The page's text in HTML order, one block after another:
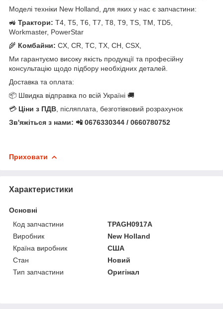
Моделі техніки New Holland, для яких у нас є запчастини:
🚜 Трактори: T4, T5, T6, T7, T8, T9, TS, TM, TD5,
Workmaster, PowerStar
🌾 Комбайни: CX, CR, TC, TX, CH, CSX,
Ми гарантуємо високу якість продукції та професійну
консультацію щодо підбору необхідних деталей.
Доставка та оплата:
📦 Швидка відправка по всій Україні 🚚
💳 Ціни з ПДВ , післяплата, безготівковий розрахунок
Зв'яжіться з нами: 📲 0676330344 / 0660780752
Приховати
Характеристики
Основні
Код запчастини
TPAGH0917A
Виробник
New Holland
Країна виробник
США
Стан
Новий
Тип запчастини
Оригінал